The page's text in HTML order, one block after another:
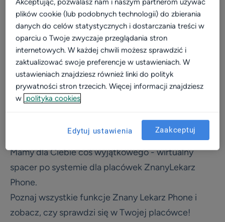
Video
Wizerunek
Dla placówki
Kalkulator
Efektywność i rozwój
Widoczność w sieci
Dla placówek medycznych
Konsultacje online
Aktualizacja profilu placówki
Marketing dla placówek
Zainteresował Cię temat efektywnego zarządzania
kontaktem z pacjentami?
Mamy dla Ciebie coś wyjątkowego - wirtualny
spacer po systemie dla placówek ZnanyLekarz
Phone.
Poznaj wszystkie funkcje Znany Lekarz Phone i
zobacz, czy sprawdzi się w Twojej placówce!
Akceptując, pozwalasz nam i naszym partnerom używać
plików cookie (lub podobnych technologii) do zbierania
danych do celów statystycznych i dostarczania treści w
oparciu o Twoje zwyczaje przeglądania stron
internetowych. W każdej chwili możesz sprawdzić i
zaktualizować swoje preferencje w ustawieniach. W
ustawieniach znajdziesz również linki do polityk
prywatności stron trzecich. Więcej informacji znajdziesz
w polityka cookies
Edytuj ustawienia Zaakceptuj